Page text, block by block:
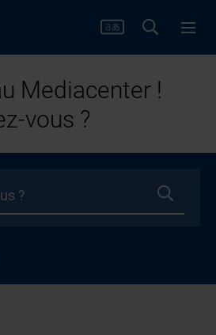
Mediacenter !
vous ?